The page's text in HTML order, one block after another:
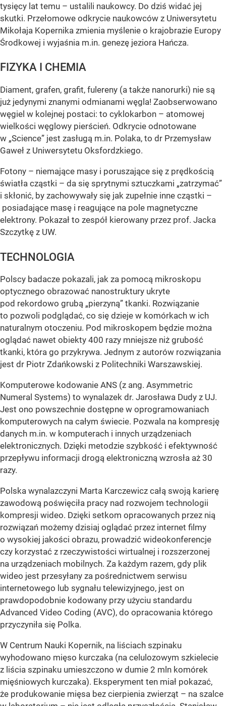
tysięcy lat temu – ustalili naukowcy. Do dziś widać jej
skutki. Przełomowe odkrycie naukowców z Uniwersytetu
Mikołaja Kopernika zmienia myślenie o krajobrazie Europy
Środkowej i wyjaśnia m.in. genezę jeziora Hańcza.
FIZYKA I CHEMIA
Diament, grafen, grafit, fulereny (a także nanorurki) nie są
już jedynymi znanymi odmianami węgla! Zaobserwowano
węgiel w kolejnej postaci: to cyklokarbon – atomowej
wielkości węglowy pierścień. Odkrycie odnotowane
w „Science” jest zasługą m.in. Polaka, to dr Przemysław
Gaweł z Uniwersytetu Oksfordzkiego.
Fotony – niemające masy i poruszające się z prędkością
światła cząstki – da się sprytnymi sztuczkami „zatrzymać”
i skłonić, by zachowywały się jak zupełnie inne cząstki –
posiadające masę i reagujące na pole magnetyczne
elektrony. Pokazał to zespół kierowany przez prof. Jacka
Szczytkę z UW.
TECHNOLOGIA
Polscy badacze pokazali, jak za pomocą mikroskopu
optycznego obrazować nanostruktury ukryte
pod rekordowo grubą „pierzyną” tkanki. Rozwiązanie
to pozwoli podglądać, co się dzieje w komórkach w ich
naturalnym otoczeniu. Pod mikroskopem będzie można
oglądać nawet obiekty 400 razy mniejsze niż grubość
tkanki, która go przykrywa. Jednym z autorów rozwiązania
jest dr Piotr Zdańkowski z Politechniki Warszawskiej.
Komputerowe kodowanie ANS (z ang. Asymmetric
Numeral Systems) to wynalazek dr. Jarosława Dudy z UJ.
Jest ono powszechnie dostępne w oprogramowaniach
komputerowych na całym świecie. Pozwala na kompresję
danych m.in. w komputerach i innych urządzeniach
elektronicznych. Dzięki metodzie szybkość i efektywność
przepływu informacji drogą elektroniczną wzrosła aż 30
razy.
Polska wynalazczyni Marta Karczewicz całą swoją karierę
zawodową poświęciła pracy nad rozwojem technologii
kompresji wideo. Dzięki setkom opracowanych przez nią
rozwiązań możemy dzisiaj oglądać przez internet filmy
o wysokiej jakości obrazu, prowadzić wideokonferencje
czy korzystać z rzeczywistości wirtualnej i rozszerzonej
na urządzeniach mobilnych. Za każdym razem, gdy plik
wideo jest przesyłany za pośrednictwem serwisu
internetowego lub sygnału telewizyjnego, jest on
prawdopodobnie kodowany przy użyciu standardu
Advanced Video Coding (AVC), do opracowania którego
przyczyniła się Polka.
W Centrum Nauki Kopernik, na liściach szpinaku
wyhodowano mięso kurczaka (na celulozowym szkielecie
z liścia szpinaku umieszczono w dumie 2 mln komórek
mięśniowych kurczaka). Eksperyment ten miał pokazać,
że produkowanie mięsa bez cierpienia zwierząt – na szalce